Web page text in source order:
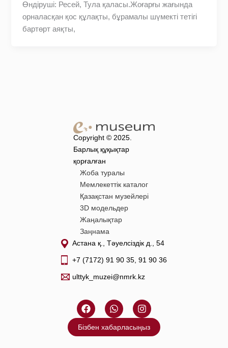
Өндіруші: Ресей, Тула қаласы.Жоғарғы жағында
орналасқан қос құлақты, бұрамалы шүмекті тетігі
бартөрт аяқты,
Copyright © 2025.
Барлық құқықтар
қорғалған
Жоба туралы
Мемлекеттік каталог
Қазақстан музейлері
3D модельдер
Жаңалықтар
Заңнама
Астана қ., Тәуелсіздік д., 54
+7 (7172) 91 90 35, 91 90 36
ulttyk_muzei@nmrk.kz
F
a
c
e
W
h
t
I
n
t
Бізбен хабарласыңыз